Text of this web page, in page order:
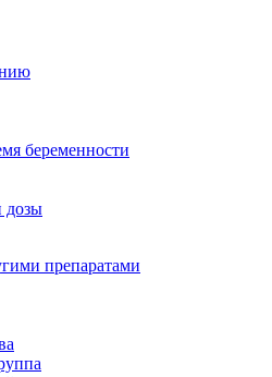
беременности
дозы
препаратами